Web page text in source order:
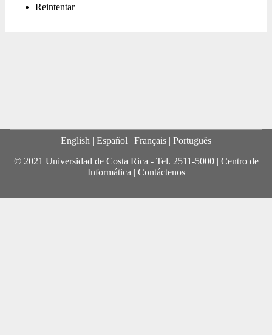
Reintentar
English | Español | Français | Português
© 2021 Universidad de Costa Rica - Tel. 2511-5000| Centro de
Informática | Contáctenos